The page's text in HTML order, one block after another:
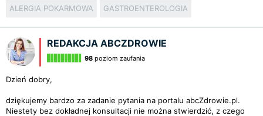
ALERGIA POKARMOWA GASTROENTEROLOGIA
REDAKCJA ABCZDROWIE
98 poziom zaufania
Dzień dobry,
dziękujemy bardzo za zadanie pytania na portalu abcZdrowie.pl.
Niestety bez dokładnej konsultacji nie można stwierdzić, z czego